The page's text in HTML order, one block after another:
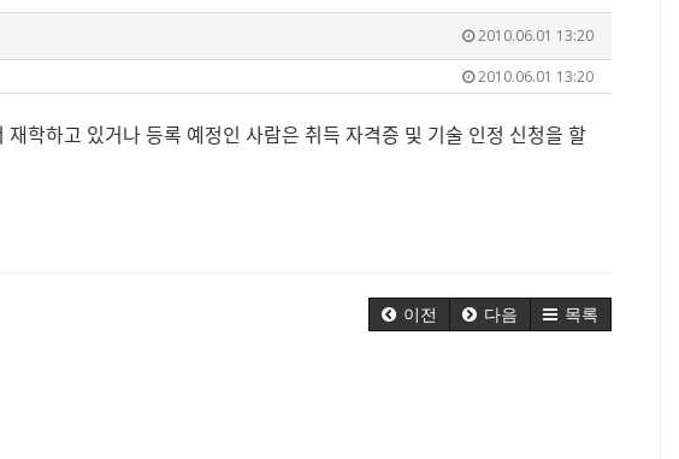
2010.06.01 13:20
2010.06.01 13:20
학하고 있거나 등록 예정인 사람은 취득 자격증 및 기술 인정 신청을 할
이전 다음 목록